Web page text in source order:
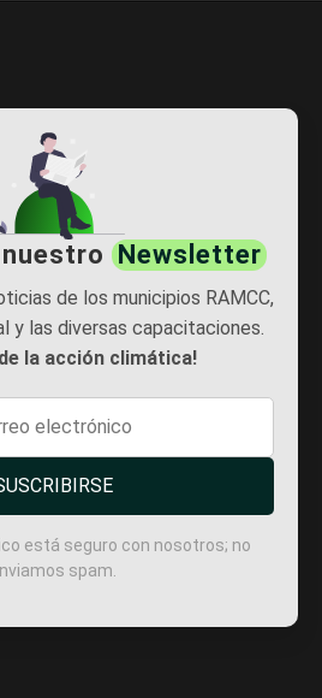
nuestro Newsletter
de los municipios RAMCC,
y las diversas capacitaciones.
la acción climática!
está seguro con nosotros; no
spam.